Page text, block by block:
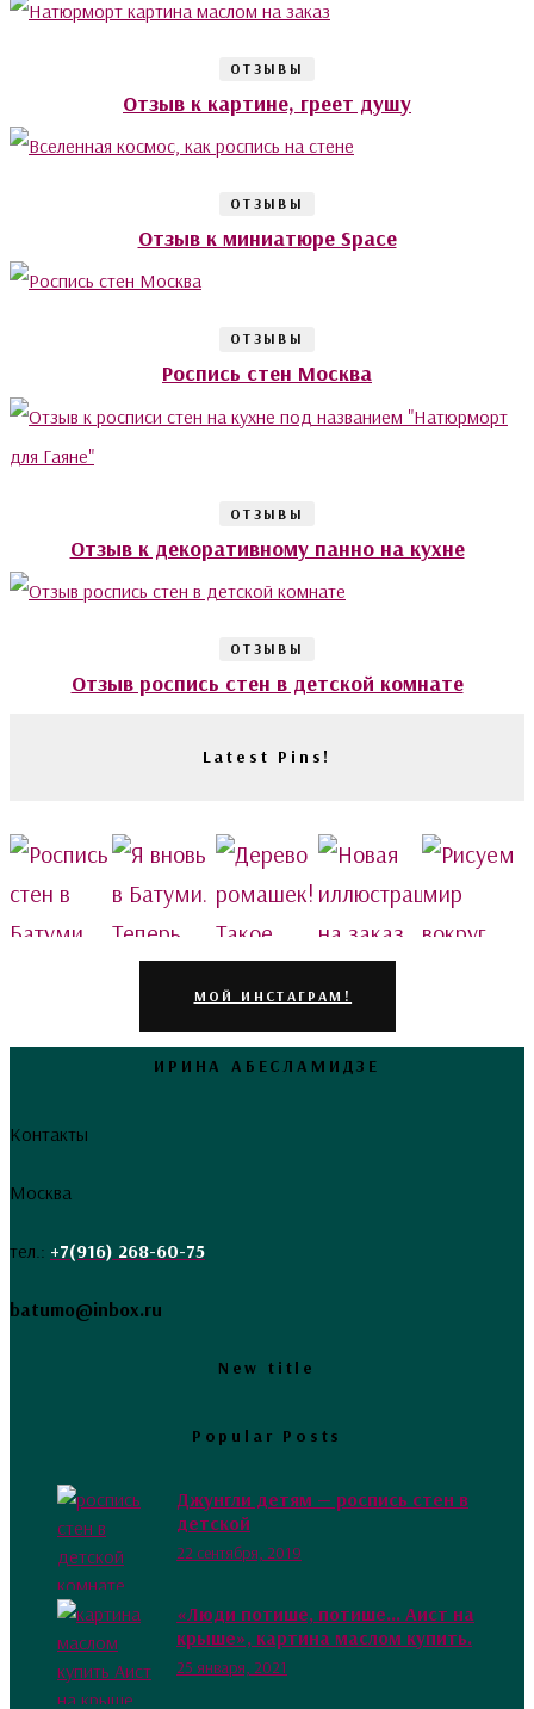
ОТЗЫВЫ
Отзыв к картине, греет душу
ОТЗЫВЫ
Отзыв к миниатюре Space
ОТЗЫВЫ
Роспись стен Москва
ОТЗЫВЫ
Отзыв к декоративному панно на кухне
ОТЗЫВЫ
Отзыв роспись стен в детской комнате
Latest Pins!
МОЙ ИНСТАГРАМ!
ИРИНА АБЕСЛАМИДЗЕ
Контакты
Москва
тел.: +7(916) 268-60-75
batumo@inbox.ru
New title
Popular Posts
Джунгли детям — роспись стен в
детской
22 сентября, 2019
«Люди потише, потише… Аист на
крыше», картина маслом купить.
25 января, 2021